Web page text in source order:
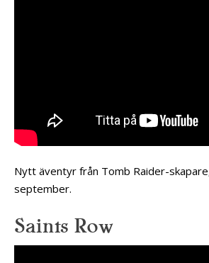
Nytt äventyr från Tomb Raider-
september.
Saints Row